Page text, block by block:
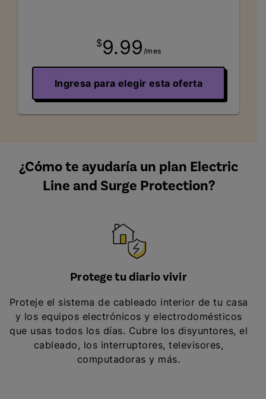
$9.99 /mes
Ingresa para elegir esta oferta
¿Cómo te ayudaría un plan Electric
Line and Surge Protection?
Protege tu diario vivir
Proteje el sistema de cableado interior de tu casa
y los equipos electrónicos y electrodomésticos
que usas todos los días. Cubre los disyuntores, el
cableado, los interruptores, televisores,
computadoras y más.